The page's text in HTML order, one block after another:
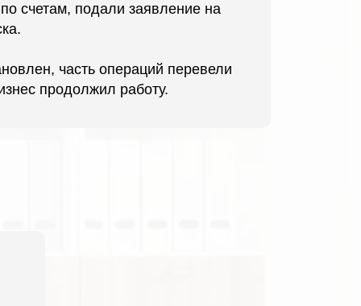
счетам, подали заявление на
часть операций перевели
продолжил работу.